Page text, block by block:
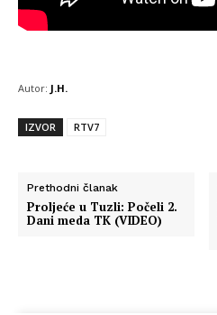
Autor: J.H.
IZVOR RTV7
Prethodni članak
Proljeće u Tuzli: Počeli 2.
Dani meda TK (VIDEO)